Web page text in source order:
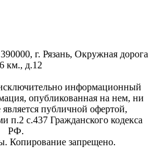
г. Рязань, Окружная дорога
км., д.12
информационный
опубликованная на нем, ни
публичной офертой,
п.2 с.437 Гражданского кодекса
РФ.
Копирование запрещено.